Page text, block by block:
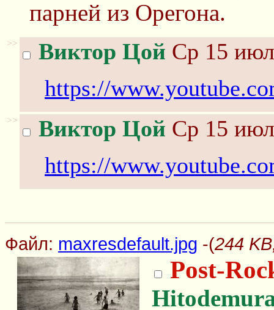
парней из Орегона.
>> Виктор Цой Ср 15
https://
>> Виктор Цой Ср 15
https://
Файл: maxresdefault.jpg -(244
Post-